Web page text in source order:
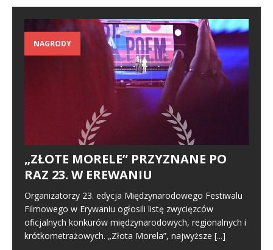
NAGRODY
„ZŁOTE MORELE” PRZYZNANE PO
RAZ 23. W EREWANIU
Organizatorzy 23. edycja Międzynarodowego Festiwalu
Filmowego w Erywaniu ogłosili listę zwycięzców
oficjalnych konkurów międzynarodowych, regionalnych i
krótkometrażowych. „Złota Morela”, najwyższe [...]